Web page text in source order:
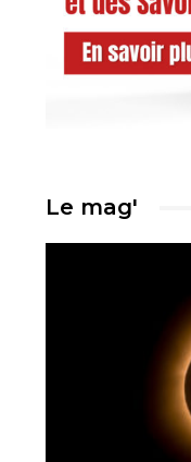
Le mag'